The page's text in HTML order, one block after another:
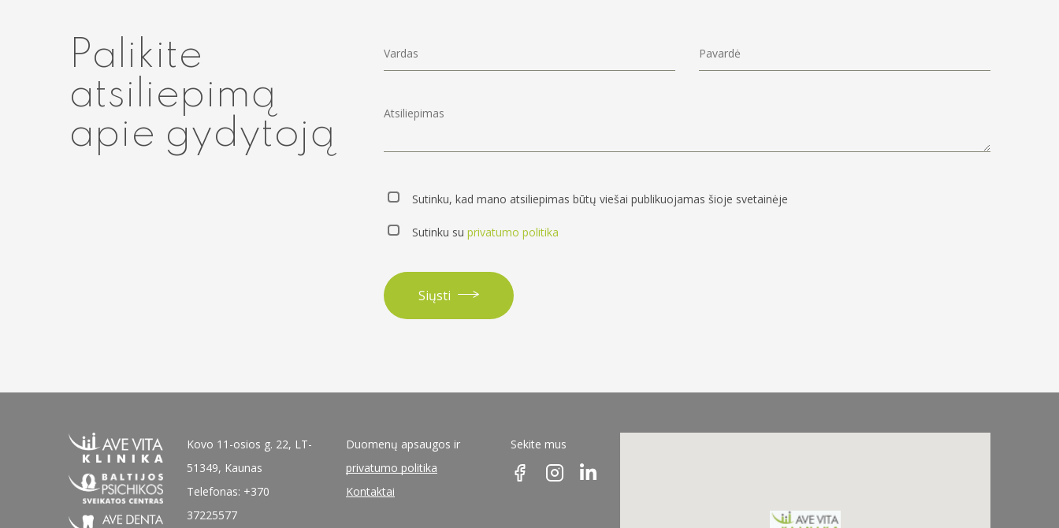
Palikite
atsiliepimą
apie gydytoją
Sutinku, kad mano atsiliepimas būtų viešai publikuojamas šioje svetainėje
Sutinku su privatumo politika
Siųsti
Kovo 11-osios g. 22, LT-
51349, Kaunas
Telefonas: +370
37225577
Duomenų apsaugos ir
privatumo politika
Kontaktai
Sekite mus